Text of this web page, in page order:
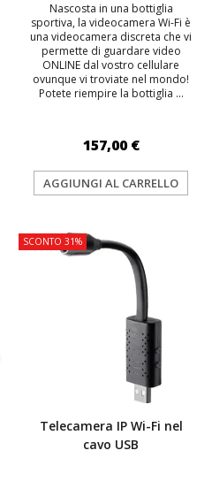
Nascosta in una bottiglia
sportiva, la videocamera Wi-Fi è
una videocamera discreta che vi
permette di guardare video
ONLINE dal vostro cellulare
ovunque vi troviate nel mondo!
Potete riempire la bottiglia ...
157,00 €
AGGIUNGI AL CARRELLO
SCONTO 31%
Telecamera IP Wi-Fi nel
cavo USB